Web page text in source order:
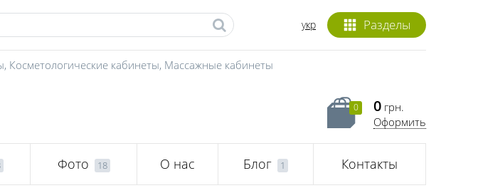
Разделы
укр
, Косметологические кабинеты, Массажные кабинеты
0 0 грн.
Оформить
Фото 18 О нас Блог 1 Контакты